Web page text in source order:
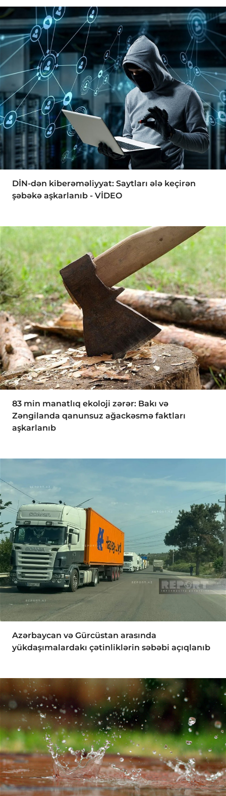
DİN-dən kiberəməliyyat: Saytları ələ keçirən
şəbəkə aşkarlanıb - VİDEO
83 min manatlıq ekoloji zərər: Bakı və
Zəngilanda qanunsuz ağackəsmə faktları
aşkarlanıb
Azərbaycan və Gürcüstan arasında
yükdaşımalardakı çətinliklərin səbəbi açıqlanıb